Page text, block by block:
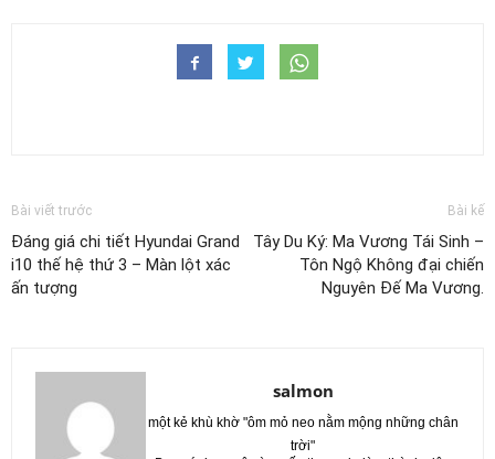
Bài viết trước
Đáng giá chi tiết Hyundai Grand
i10 thế hệ thứ 3 – Màn lột xác
ấn tượng
Bài kế
Tây Du Ký: Ma Vương Tái Sinh –
Tôn Ngộ Không đại chiến
Nguyên Đế Ma Vương.
salmon
một kẻ khù khờ "ôm mỏ neo nằm mộng những chân
trời"